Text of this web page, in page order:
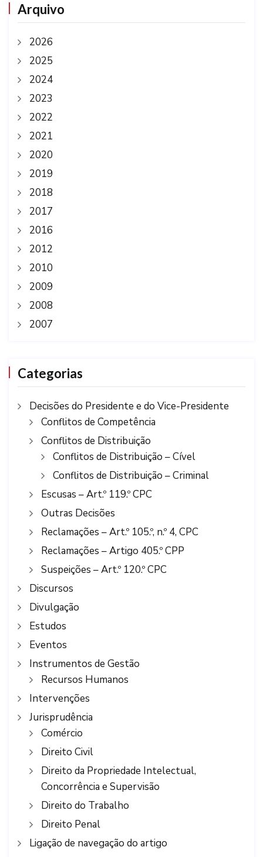
Arquivo
2026
2025
2024
2023
2022
2021
2020
2019
2018
2017
2016
2012
2010
2009
2008
2007
Categorias
Decisões do Presidente e do Vice-Presidente
Conflitos de Competência
Conflitos de Distribuição
Conflitos de Distribuição – Cível
Conflitos de Distribuição – Criminal
Escusas – Art.º 119.º CPC
Outras Decisões
Reclamações – Art.º 105.º, n.º 4, CPC
Reclamações – Artigo 405.º CPP
Suspeições – Art.º 120.º CPC
Discursos
Divulgação
Estudos
Eventos
Instrumentos de Gestão
Recursos Humanos
Intervenções
Jurisprudência
Comércio
Direito Civil
Direito da Propriedade Intelectual,
Concorrência e Supervisão
Direito do Trabalho
Direito Penal
Ligação de navegação do artigo